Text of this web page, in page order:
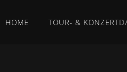
HOME TOUR- &